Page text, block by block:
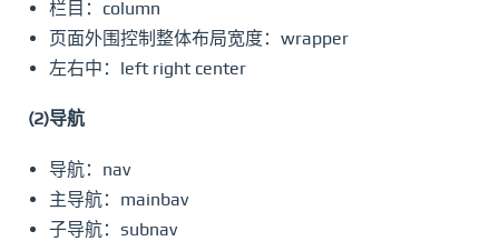
栏目：column
页面外围控制整体布局宽度：wrapper
左右中：left right center
(2)导航
导航：nav
主导航：mainbav
子导航：subnav